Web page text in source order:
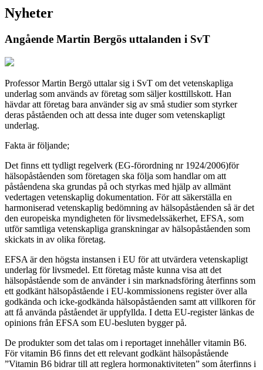
Nyheter
Angående Martin Bergös uttalanden i SvT
Professor Martin Bergö uttalar sig i SvT om det vetenskapliga
underlag som används av företag som säljer kosttillskott. Han
hävdar att företag bara använder sig av små studier som styrker
deras påståenden och att dessa inte duger som vetenskapligt
underlag.
Fakta är följande;
Det finns ett tydligt regelverk (EG-förordning nr 1924/2006)för
hälsopåståenden som företagen ska följa som handlar om att
påståendena ska grundas på och styrkas med hjälp av allmänt
vedertagen vetenskaplig dokumentation. För att säkerställa en
harmoniserad vetenskaplig bedömning av hälsopåståenden så är det
den europeiska myndigheten för livsmedelssäkerhet, EFSA, som
utför samtliga vetenskapliga granskningar av hälsopåståenden som
skickats in av olika företag.
EFSA är den högsta instansen i EU för att utvärdera vetenskapligt
underlag för livsmedel. Ett företag måste kunna visa att det
hälsopåstående som de använder i sin marknadsföring återfinns som
ett godkänt hälsopåstående i EU-kommissionens register över alla
godkända och icke-godkända hälsopåståenden samt att villkoren för
att få använda påståendet är uppfyllda. I detta EU-register länkas de
opinions från EFSA som EU-besluten bygger på.
De produkter som det talas om i reportaget innehåller vitamin B6.
För vitamin B6 finns det ett relevant godkänt hälsopåstående
”Vitamin B6 bidrar till att reglera hormonaktiviteten” som återfinns i